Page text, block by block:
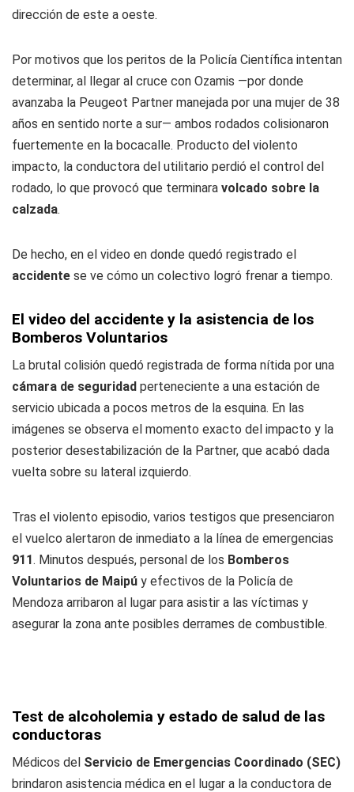
dirección de este a oeste.
Por motivos que los peritos de la Policía Científica intentan
determinar, al llegar al cruce con Ozamis —por donde
avanzaba la Peugeot Partner manejada por una mujer de 38
años en sentido norte a sur— ambos rodados colisionaron
fuertemente en la bocacalle. Producto del violento
impacto, la conductora del utilitario perdió el control del
rodado, lo que provocó que terminara volcado sobre la
calzada.
De hecho, en el video en donde quedó registrado el
accidente se ve cómo un colectivo logró frenar a tiempo.
El video del accidente y la asistencia de los
Bomberos Voluntarios
La brutal colisión quedó registrada de forma nítida por una
cámara de seguridad perteneciente a una estación de
servicio ubicada a pocos metros de la esquina. En las
imágenes se observa el momento exacto del impacto y la
posterior desestabilización de la Partner, que acabó dada
vuelta sobre su lateral izquierdo.
Tras el violento episodio, varios testigos que presenciaron
el vuelco alertaron de inmediato a la línea de emergencias
911. Minutos después, personal de los Bomberos
Voluntarios de Maipú y efectivos de la Policía de
Mendoza arribaron al lugar para asistir a las víctimas y
asegurar la zona ante posibles derrames de combustible.
Test de alcoholemia y estado de salud de las
conductoras
Médicos del Servicio de Emergencias Coordinado (SEC)
brindaron asistencia médica en el lugar a la conductora de